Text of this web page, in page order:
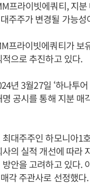
프라이빗에쿼티, 지분
주주가 변경될 가능성
프라이빗에쿼티가 보
으로 추진하고 있다.
년 3월27일 ‘하나투
공시를 통해 지분 매
대주주인 하모니아1
의 실적 개선에 따라
안을 고려하고 있다.
각 주관사로 선정했다.